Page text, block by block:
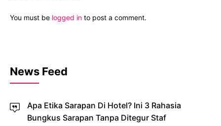
You must be logged in to post a comment.
News Feed
Apa Etika Sarapan Di Hotel? Ini 3 Rahasia
Bungkus Sarapan Tanpa Ditegur Staf